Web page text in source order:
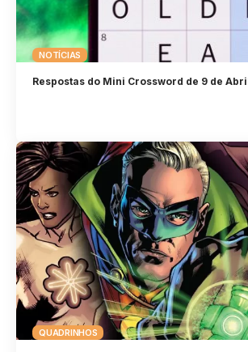
NOTÍCIAS
Respostas do Mini Crossword de 9 de
QUADRINHOS